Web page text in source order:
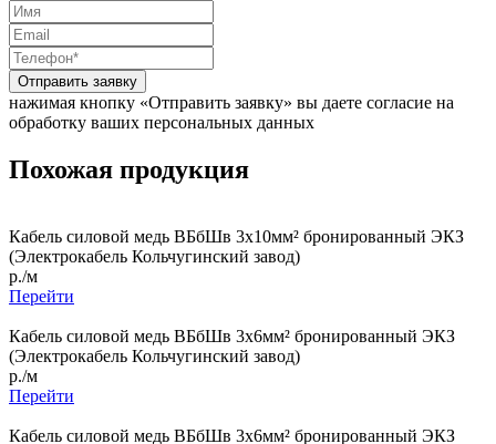
Отправить заявку
нажимая кнопку «Отправить заявку» вы даете согласие на
обработку ваших персональных данных
Похожая продукция
Кабель силовой медь ВБбШв 3x10мм² бронированный ЭКЗ
(Электрокабель Кольчугинский завод)
р./м
Перейти
Кабель силовой медь ВБбШв 3x6мм² бронированный ЭКЗ
(Электрокабель Кольчугинский завод)
р./м
Перейти
Кабель силовой медь ВБбШв 3x6мм² бронированный ЭКЗ